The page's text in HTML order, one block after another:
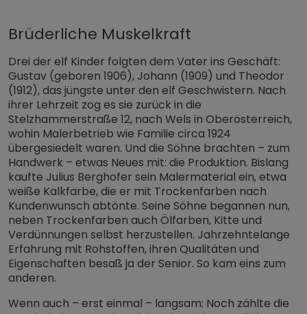
Brüderliche Muskelkraft
Drei der elf Kinder folgten dem Vater ins Geschäft:
Gustav (geboren 1906), Johann (1909) und Theodor
(1912), das jüngste unter den elf Geschwistern. Nach
ihrer Lehrzeit zog es sie zurück in die
Stelzhammerstraße 12, nach Wels in Oberösterreich,
wohin Malerbetrieb wie Familie circa 1924
übergesiedelt waren. Und die Söhne brachten – zum
Handwerk – etwas Neues mit: die Produktion. Bislang
kaufte Julius Berghofer sein Malermaterial ein, etwa
weiße Kalkfarbe, die er mit Trockenfarben nach
Kundenwunsch abtönte. Seine Söhne begannen nun,
neben Trockenfarben auch Ölfarben, Kitte und
Verdünnungen selbst herzustellen. Jahrzehntelange
Erfahrung mit Rohstoffen, ihren Qualitäten und
Eigenschaften besaß ja der Senior. So kam eins zum
anderen.
Wenn auch – erst einmal – langsam: Noch zählte die